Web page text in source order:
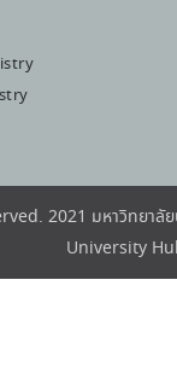
2021 มหาวิทยาลั
University